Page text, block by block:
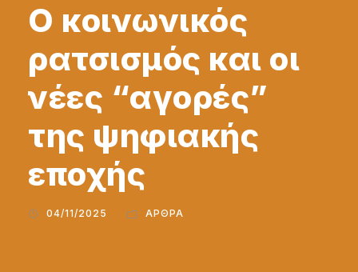
Ο κοινωνικός
ρατσισμός και οι
νέες “αγορές”
της ψηφιακής
εποχής
04/11/2025 ΆΡΘΡΑ